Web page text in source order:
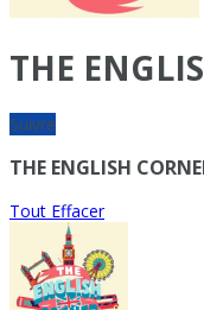
THE
Suivre
THE ENGLISH
Tout Effacer